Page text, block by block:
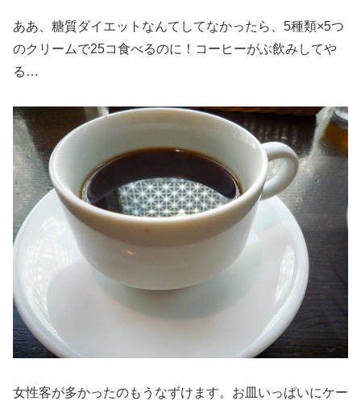
ああ、糖質ダイエットなんてしてなかったら、5種類×5つ
のクリームで25コ食べるのに！コーヒーがぶ飲みしてや
る…
女性客が多かったのもうなずけます。お皿いっぱいにケー